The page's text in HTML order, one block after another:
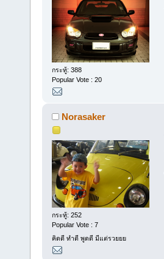
กระทู้: 388
Popular Vote : 20
Norasaker
กระทู้: 252
Popular Vote : 7
คิดดี ทำดี พูดดี มีแต่รวยยย